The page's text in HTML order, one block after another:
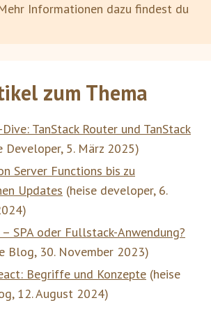
Informationen dazu findest du
zum Thema
TanStack Router und TanStack
Developer, 5. März 2025)
Server Functions bis zu
Updates (heise developer, 6.
)
SPA oder Fullstack-Anwendung?
Blog, 30. November 2023)
Begriffe und Konzepte (heise
, 12. August 2024)